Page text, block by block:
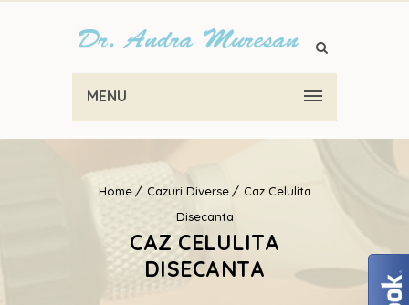
MENU
Home Cazuri Diverse
Caz Celulita
Disecanta
CAZ CELULITA
DISECANTA